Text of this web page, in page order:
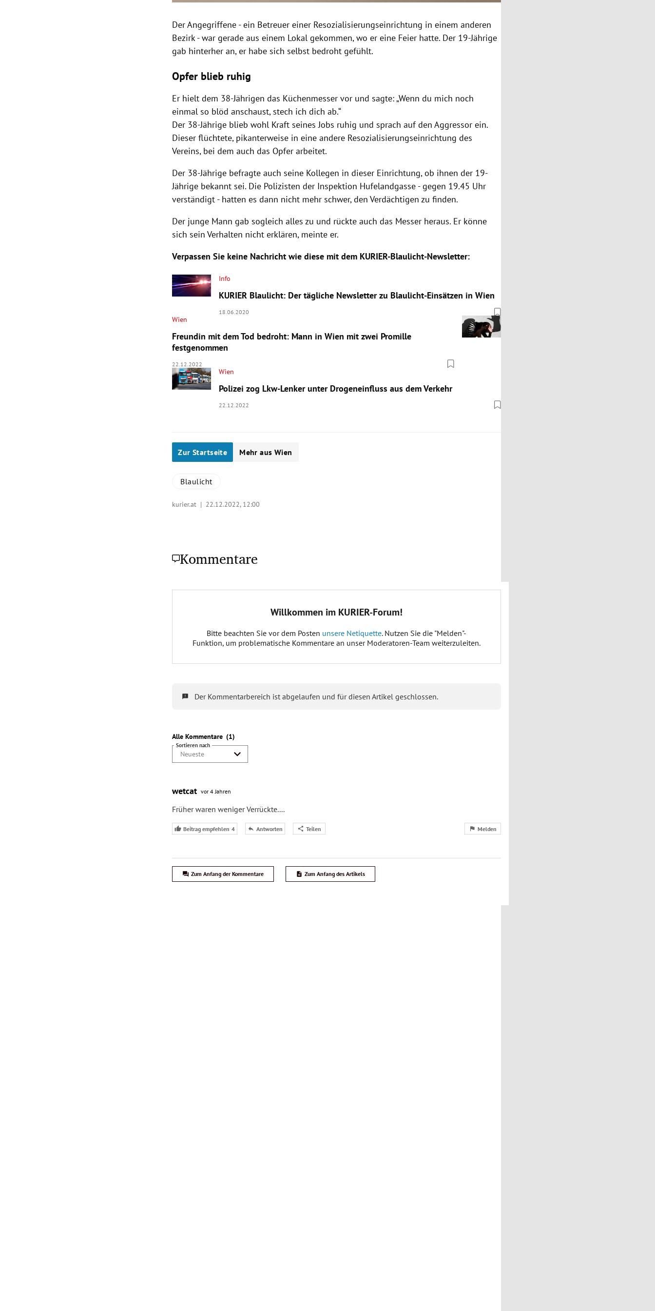
Der Angegriffene - ein Betreuer einer Resozialisierungseinrichtung in einem anderen
Bezirk - war gerade aus einem Lokal gekommen, wo er eine Feier hatte. Der 19-Jährige
gab hinterher an, er habe sich selbst bedroht gefühlt.
Opfer blieb ruhig
Er hielt dem 38-Jährigen das Küchenmesser vor und sagte: „Wenn du mich noch
einmal so blöd anschaust, stech ich dich ab.“
Der 38-Jährige blieb wohl Kraft seines Jobs ruhig und sprach auf den Aggressor ein.
Dieser flüchtete, pikanterweise in eine andere Resozialisierungseinrichtung des
Vereins, bei dem auch das Opfer arbeitet.
Der 38-Jährige befragte auch seine Kollegen in dieser Einrichtung, ob ihnen der 19-
Jährige bekannt sei. Die Polizisten der Inspektion Hufelandgasse - gegen 19.45 Uhr
verständigt - hatten es dann nicht mehr schwer, den Verdächtigen zu finden.
Der junge Mann gab sogleich alles zu und rückte auch das Messer heraus. Er könne
sich sein Verhalten nicht erklären, meinte er.
Verpassen Sie keine Nachricht wie diese mit dem KURIER-Blaulicht-Newsletter:
Info
KURIER Blaulicht: Der tägliche Newsletter zu Blaulicht-Einsätzen in Wien
18.06.2020
Wien
Freundin mit dem Tod bedroht: Mann in Wien mit zwei Promille
festgenommen
22.12.2022
Wien
Polizei zog Lkw-Lenker unter Drogeneinfluss aus dem Verkehr
22.12.2022
Zur Startseite Mehr aus Wien
Blaulicht
kurier.at | 22.12.2022, 12:00
Kommentare